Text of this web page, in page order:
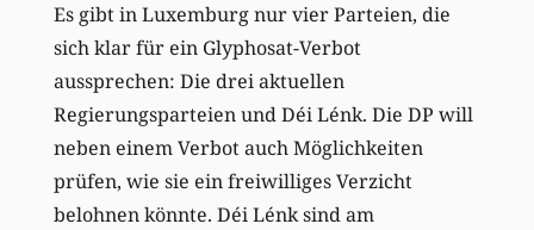
Es gibt in Luxemburg nur vier Parteien, die
sich klar für ein Glyphosat-Verbot
aussprechen: Die drei aktuellen
Regierungsparteien und Déi Lénk. Die DP will
neben einem Verbot auch Möglichkeiten
prüfen, wie sie ein freiwilliges Verzicht
belohnen könnte. Déi Lénk sind am